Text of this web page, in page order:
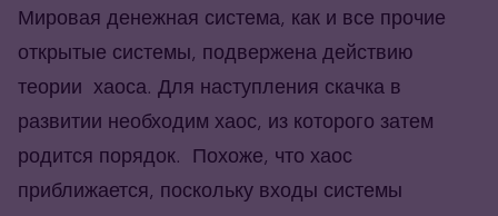
Мировая денежная система, как и все прочие
открытые системы, подвержена действию
теории хаоса. Для наступления скачка в
развитии необходим хаос, из которого затем
родится порядок. Похоже, что хаос
приближается, поскольку входы системы